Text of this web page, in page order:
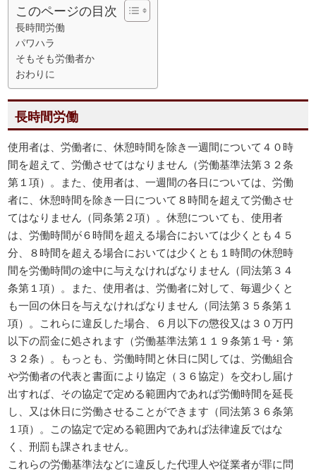
このページの目次
長時間労働
パワハラ
そもそも労働者か
おわりに
長時間労働
使用者は、労働者に、休憩時間を除き一週間について４０時
間を超えて、労働させてはなりません（労働基準法第３２条
第１項）。また、使用者は、一週間の各日については、労働
者に、休憩時間を除き一日について８時間を超えて労働させ
てはなりません（同条第２項）。休憩についても、使用者
は、労働時間が６時間を超える場合においては少くとも４５
分、８時間を超える場合においては少くとも１時間の休憩時
間を労働時間の途中に与えなければなりません（同法第３４
条第１項）。また、使用者は、労働者に対して、毎週少くと
も一回の休日を与えなければなりません（同法第３５条第１
項）。これらに違反した場合、６月以下の懲役又は３０万円
以下の罰金に処されます（労働基準法第１１９条第１号・第
３２条）。もっとも、労働時間と休日に関しては、労働組合
や労働者の代表と書面により協定（３６協定）を交わし届け
出すれば、その協定で定める範囲内であれば労働時間を延長
し、又は休日に労働させることができます（同法第３６条第
１項）。この協定で定める範囲内であれば法律違反ではな
く、刑罰も課されません。
これらの労働基準法などに違反した代理人や従業者が罪に問